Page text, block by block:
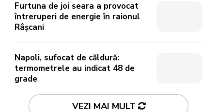
Furtuna de joi seara a provocat
întreruperi de energie în raionul
Râșcani
Napoli, sufocat de căldură:
termometrele au indicat 48 de
grade
VEZI MAI MULT